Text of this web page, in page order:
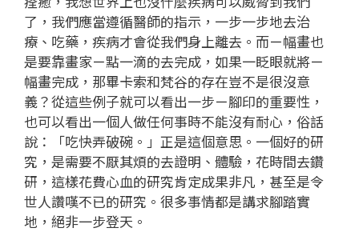
了，我們應當遵循醫師的指示，一步一步地去治
療、吃藥，疾病才會從我們身上離去。而ㄧ幅畫也
是要靠畫家ㄧ點一滴的去完成，如果一眨眼就將ㄧ
幅畫完成，那畢卡索和梵谷的存在豈不是很沒意
義？從這些例子就可以看出一步ㄧ腳印的重要性，
也可以看出一個人做任何事時不能沒有耐心，俗話
說：「吃快弄破碗。」正是這個意思。一個好的研
究，是需要不厭其煩的去證明、體驗，花時間去鑽
研，這樣花費心血的研究肯定成果非凡，甚至是令
世人讚嘆不已的研究。很多事情都是講求腳踏實
地，絕非一步登天。